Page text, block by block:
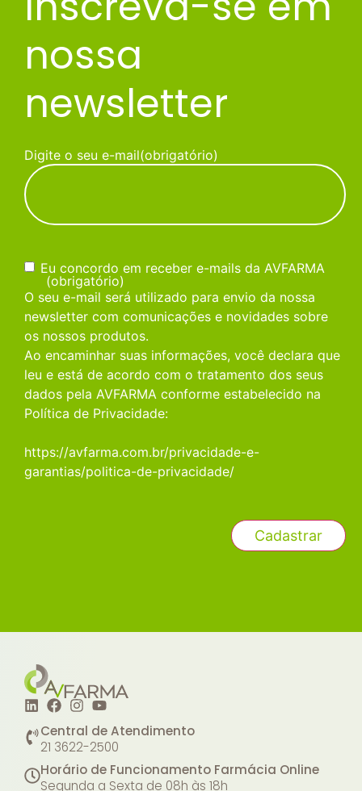
nossa
newsletter
Digite o seu e-mail(obrigatório)
Consentimento(obrigatório)
Eu concordo em receber e-mails da AVFARMA
(obrigatório)
O seu e-mail será utilizado para envio da nossa
newsletter com comunicações e novidades sobre
os nossos produtos.
Ao encaminhar suas informações, você declara que
leu e está de acordo com o tratamento dos seus
dados pela AVFARMA conforme estabelecido na
Política de Privacidade:
https://avfarma.com.br/privacidade-e-
garantias/politica-de-privacidade/
Central de Atendimento
21 3622-2500
Horário de Funcionamento Farmácia Online
Segunda a Sexta de 08h às 18h